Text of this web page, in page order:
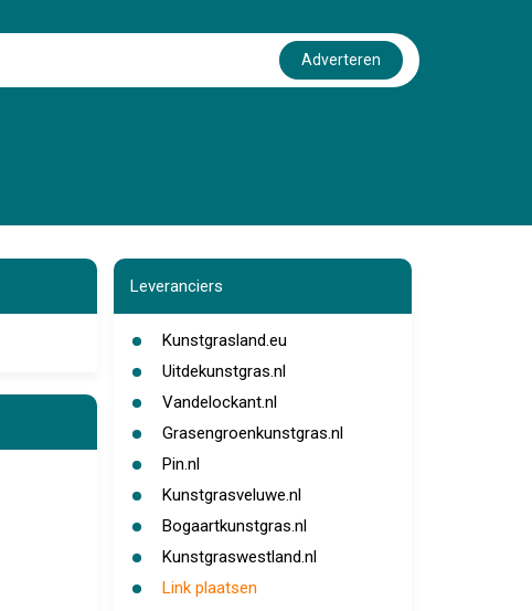
Adverteren
Leveranciers
Kunstgrasland.eu
Uitdekunstgras.nl
Vandelockant.nl
Grasengroenkunstgras.nl
Pin.nl
Kunstgrasveluwe.nl
Bogaartkunstgras.nl
Kunstgraswestland.nl
Link plaatsen